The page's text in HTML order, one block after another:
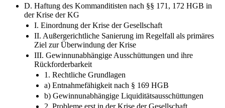
D. Haftung des Kommanditisten nach §§ 171, 172 HGB in
der Krise der KG
I. Einordnung der Krise der Gesellschaft
II. Außergerichtliche Sanierung im Regelfall als primäres
Ziel zur Überwindung der Krise
III. Gewinnunabhängige Ausschüttungen und ihre
Rückforderbarkeit
1. Rechtliche Grundlagen
a) Entnahmefähigkeit nach § 169 HGB
b) Gewinnunabhängige Liquiditätsausschüttungen
2. Probleme erst in der Krise der Gesellschaft